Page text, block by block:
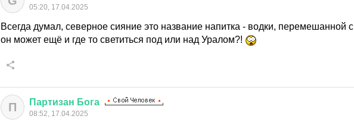
05:20, 17.04.2025
Всегда думал, северное сияние это название напитка - водки, перемешанной
он может ещё и где то светиться под или над Уралом?!
П Партизан Бога
08:52, 17.04.2025